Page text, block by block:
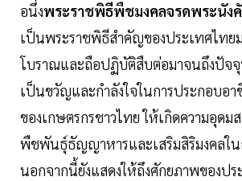
อนึ่งพระราชพิธีพืชมงคลจรดพระนัง
เป็นพระราชพิธีสำคัญของประเทศไทย
โบราณและถือปฏิบัติสืบต่อมาจนถึงปัจ
เป็นขวัญและกำลังใจในการประกอบอ
ของเกษตรกรชาวไทย ให้เกิดความอุด
พืชพันธุ์ธัญญาหารและเสริมสิริมงคลใน
นอกจากนี้ยังแสดงให้ถึงศักยภาพของปร